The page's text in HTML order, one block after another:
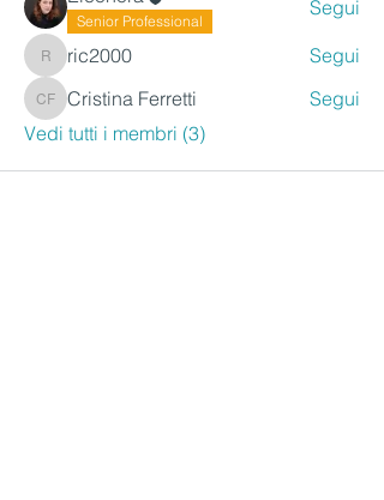
Senior Professional
Segui
ric2000
ric2000 Segui
Cristina Ferretti
Cristina Ferretti
Segui
Vedi tutti i membri (3)